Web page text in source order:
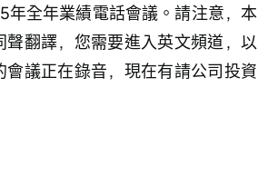
全年業績電話會議。請注意，本
翻譯，您需要進入英文頻道，以
議正在錄音，現在有請公司投資